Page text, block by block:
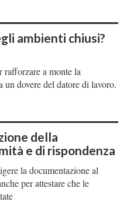
ambienti chiusi?
rafforzare a monte la
dovere del datore di lavoro.
della
e di rispondenza
la documentazione al
per attestare che le